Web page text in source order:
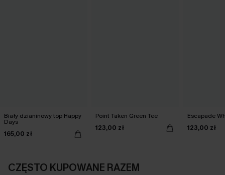
Biały dzianinowy top Happy
Days
165,00 zł
Point Taken Green Tee
123,00 zł
Escapade
123,00 zł
CZĘSTO KUPOWANE RAZEM